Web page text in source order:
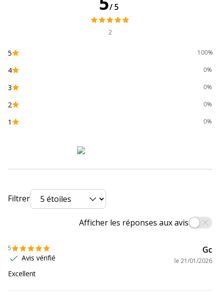
/5
2
5 100%
4 0%
3 0%
2 0%
1 0%
Filtrer
Afficher les réponses aux avis
5
Avis vérifié
Gc
le 21/01/2026
Excellent